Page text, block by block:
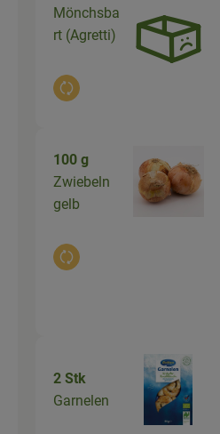
Mönchsba
rt (Agretti)
Auswahl ändern
100 g
Zwiebeln
gelb
Auswahl ändern
2 Stk
Garnelen